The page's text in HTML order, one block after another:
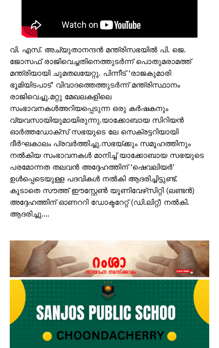
വി. എസ്. അച്യുതാനന്ദൻ മന്ത്രിസഭയിൽ പി. ജെ.
ജോസഫ് രാജിവെച്ചതിനെത്തുടർന്ന് പൊതുമരാമത്ത്
മന്ത്രിയായി ചുമതലയേറ്റു. പിന്നീട് ‘രാജകുമാരി
ഭൂമിയിടപാട്’ വിവാദത്തെത്തുടർന്ന് മന്ത്രിസ്ഥാനം
രാജിവെച്ചു.മറ്റു മേഖലകളിലെ
സംഭാവനകൾഅറിയപ്പെടുന്ന ഒരു കർഷകനും
വ്യവസായിയുമായിരുന്നു.യാക്കോബായ സിറിയൻ
ഓർത്തഡോക്സ് സഭയുടെ ലേ സെക്രട്ടറിയായി
ദീർഘകാലം പ്രവർത്തിച്ചു.സഭയ്ക്കും സമൂഹത്തിനും
നൽകിയ സംഭാവനകൾ മാനിച്ച് യാക്കോബായ സഭയുടെ
പരമോന്നത തലവൻ അദ്ദേഹത്തിന് ‘ഷെവലിയർ’
ഉൾപ്പെടെയുള്ള പദവികൾ നൽകി ആദരിച്ചിട്ടുണ്ട്.
കൂടാതെ സൗത്ത് ഈസ്റ്റേൺ യൂണിവേഴ്‌സിറ്റി (ലണ്ടൻ)
അദ്ദേഹത്തിന് ഓണററി ഡോക്ടറേറ്റ് (ഡി.ലിറ്റ്) നൽകി.
ആദരിച്ചു….